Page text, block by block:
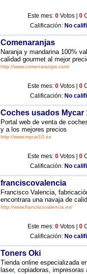
Este mes: 0 Votos | 0
Calificación: No
Comenaranjas
Naranja y mandarina 100%
calidad gourmet al mejor
http://www.comenaranjas.com/
Este mes: 0 Votos | 0
Calificación: No
Coches usados Mycar
Portal web de venta de
y a los mejores precios
http://www.mycar10.es
Este mes: 0 Votos | 0
Calificación: No
franciscovalencia
Francisco Valencia,
encontrara una navaja de
http://www.franciscovalencia.es/
Este mes: 0 Votos | 0
Calificación: No
Toners Oki
Tienda online especializada
laser, copiadoras,